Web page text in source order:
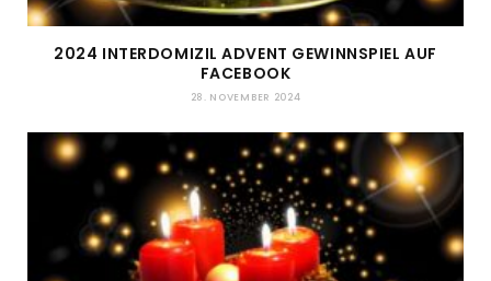
2024 INTERDOMIZIL ADVENT GEWINNSPIEL AUF
FACEBOOK
28. NOVEMBER 2024